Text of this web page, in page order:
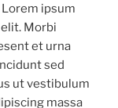
ipsum
Morbi
et urna
sed
ut vestibulum
massa